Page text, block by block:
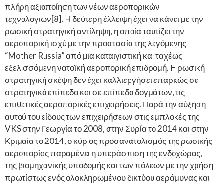
πλήρη αξιοποίηση των νέων αεροπορικών
τεχνολογιών[8]. Η δεύτερη έλλειψη έχει να κάνει με την
ρωσική στρατηγική αντίληψη, η οποία ταυτίζει την
αεροπορική ισχύ με την προστασία της λεγόμενης
“Mother Russia” από μια καταιγιστική και ταχέως
εξελισσόμενη νατοϊκή αεροπορική επιδρομή. Η ρωσική
στρατηγική σκέψη δεν έχει καλλιεργήσει επαρκώς σε
στρατηγικό επίπεδο και σε επίπεδο δογμάτων, τις
επιθετικές αεροπορικές επιχειρήσεις. Παρά την αύξηση
αυτού του είδους των επιχειρήσεων στις εμπλοκές της
VKS στην Γεωργία το 2008, στην Συρία το 2014 και στην
Κριμαία το 2014, ο κύριος προσανατολισμός της ρωσικής
αεροπορίας παραμένει η υπεράσπιση της ενδοχώρας,
της βιομηχανικής υποδομής και των πόλεων με την χρήση
πρωτίστως ενός ολοκληρωμένου δικτύου αεράμυνας και